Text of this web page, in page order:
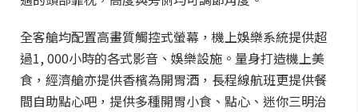
全客艙均配置高畫質觸控式螢幕，機上娛樂系統提供超
過1, 000小時的各式影音、娛樂設施。量身打造機上美
食，經濟艙亦提供香檳為開胃酒，長程線航班更提供餐
間自助點心吧，提供多種開胃小食、點心、迷你三明治